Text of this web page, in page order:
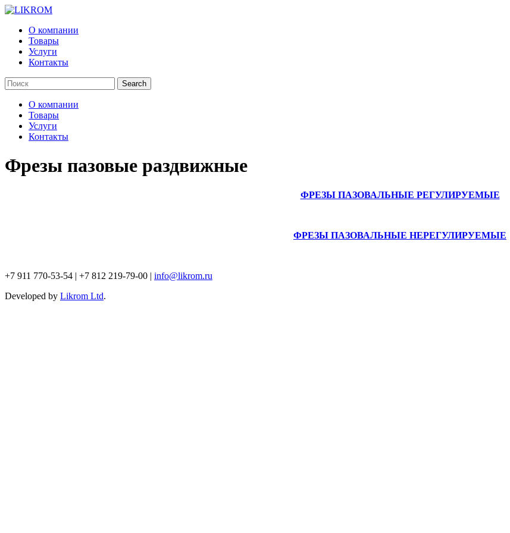
О компании
Товары
Услуги
Контакты
О компании
Товары
Услуги
Контакты
Фрезы пазовые раздвижные
ФРЕЗЫ ПАЗОВАЛЬНЫЕ РЕГУЛИРУЕМЫЕ
ФРЕЗЫ ПАЗОВАЛЬНЫЕ НЕРЕГУЛИРУЕМЫЕ
+7 911 770-53-54 | +7 812 219-79-00 | info@likrom.ru
Developed by Likrom Ltd.